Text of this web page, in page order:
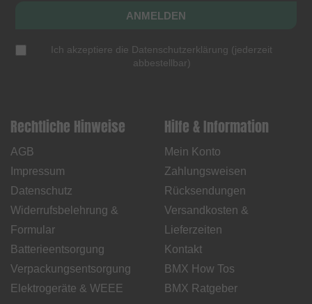
ANMELDEN
Ich akzeptiere die Datenschutzerklärung (jederzeit
abbestellbar)
Rechtliche Hinweise
AGB
Impressum
Datenschutz
Widerrufsbelehrung &
Formular
Batterieentsorgung
Verpackungsentsorgung
Elektrogeräte & WEEE
Hilfe & Information
Mein Konto
Zahlungsweisen
Rücksendungen
Versandkosten &
Lieferzeiten
Kontakt
BMX How Tos
BMX Ratgeber